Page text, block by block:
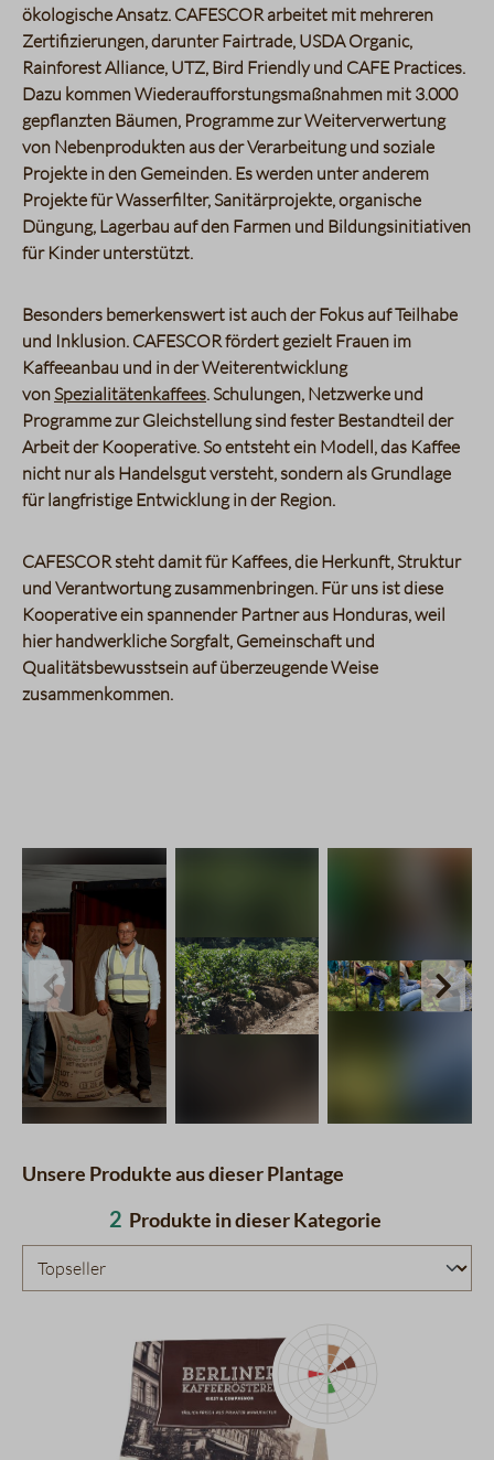
ökologische Ansatz. CAFESCOR arbeitet mit mehreren
Zertifizierungen, darunterFairtrade, USDA Organic,
Rainforest Alliance, UTZ, Bird Friendly und CAFE Practices.
Dazu kommen Wiederaufforstungsmaßnahmen mit 3.000
gepflanzten Bäumen, Programme zur Weiterverwertung
von Nebenprodukten aus der Verarbeitung und soziale
Projekte in den Gemeinden. Es werden unter anderem
Projekte für Wasserfilter, Sanitärprojekte, organische
Düngung, Lagerbau auf den Farmen und Bildungsinitiativen
für Kinder unterstützt.
Besonders bemerkenswert ist auch der Fokus auf Teilhabe
und Inklusion. CAFESCOR fördert gezielt Frauen im
Kaffeeanbau und in der Weiterentwicklung
von Spezialitätenkaffees. Schulungen, Netzwerke und
Programme zur Gleichstellung sind fester Bestandteil der
Arbeit der Kooperative. So entsteht ein Modell, das Kaffee
nicht nur als Handelsgut versteht, sondern als Grundlage
für langfristige Entwicklung in der Region.
CAFESCOR steht damit für Kaffees, die Herkunft, Struktur
und Verantwortung zusammenbringen. Für uns ist diese
Kooperative ein spannender Partner aus Honduras, weil
hier handwerkliche Sorgfalt, Gemeinschaft und
Qualitätsbewusstsein auf überzeugende Weise
zusammenkommen.
charts.imageSlider.prevLabel
Unsere Produkte aus dieser Plantage
2 Produkte in dieser Kategorie